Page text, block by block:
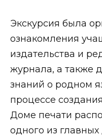
Экскурсия была
ознакомления
издательства и
журнала, а также
знаний о родном
процессе
Доме печати
одного из